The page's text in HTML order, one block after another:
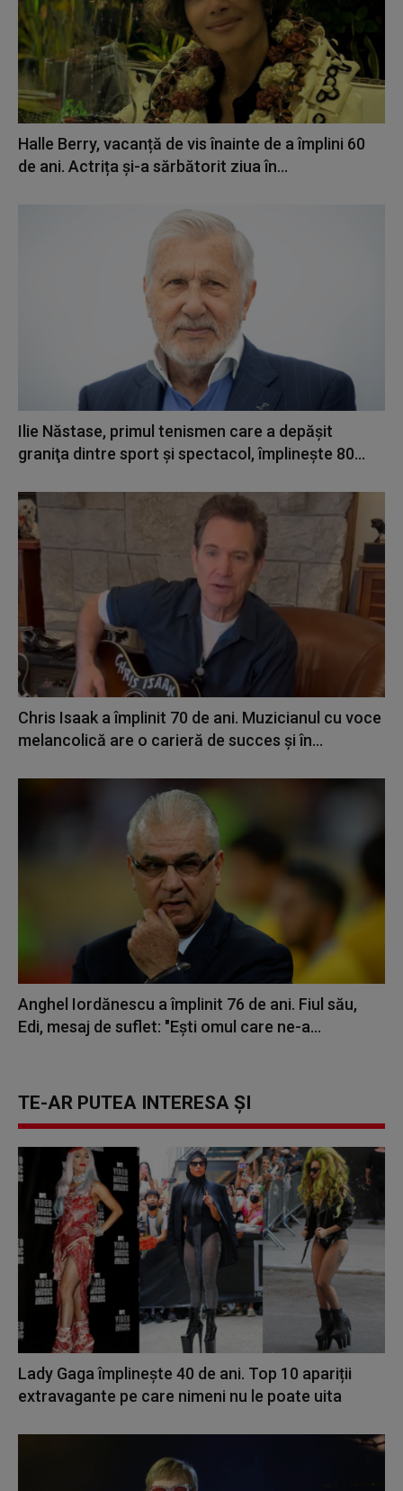
Halle Berry, vacanță de vis înainte de a împlini 60
de ani. Actrița și-a sărbătorit ziua în...
Ilie Năstase, primul tenismen care a depăşit
graniţa dintre sport şi spectacol, împlineşte 80...
Chris Isaak a împlinit 70 de ani. Muzicianul cu voce
melancolică are o carieră de succes și în...
Anghel Iordănescu a împlinit 76 de ani. Fiul său,
Edi, mesaj de suflet: "Eşti omul care ne-a...
TE-AR PUTEA INTERESA ȘI
Lady Gaga împlinește 40 de ani. Top 10 apariții
extravagante pe care nimeni nu le poate uita